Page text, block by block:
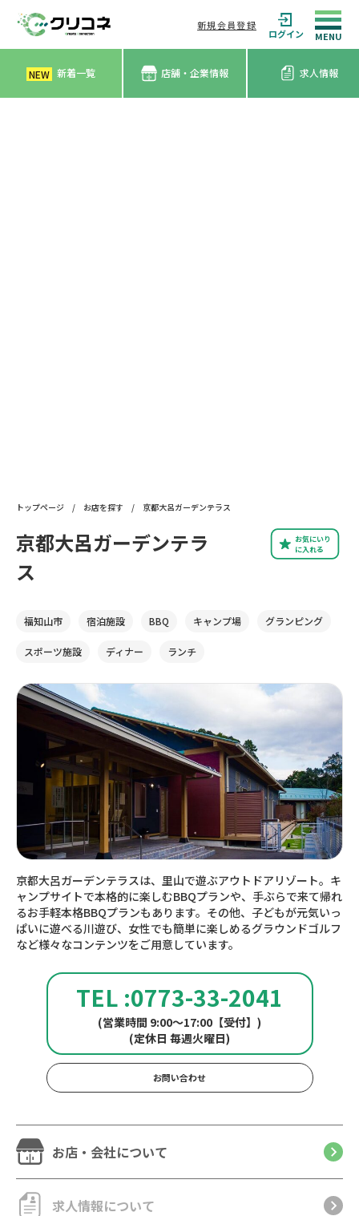
新規会員登録
ログイン
NEW 新着一覧 店舗・企業情報 求人情報
トップページ / お店を探す / 京都大呂ガーデンテラス
お気にいり
に入れる
京都大呂ガーデンテラ
ス
福知山市 宿泊施設 BBQ キャンプ場 グランピング
スポーツ施設 ディナー ランチ
京都大呂ガーデンテラスは、里山で遊ぶアウトドアリゾート。キ
ャンプサイトで本格的に楽しむBBQプランや、手ぶらで来て帰れ
るお手軽本格BBQプランもあります。その他、子どもが元気いっ
ぱいに遊べる川遊び、女性でも簡単に楽しめるグラウンドゴルフ
など様々なコンテンツをご用意しています。
TEL :0773-33-2041
(営業時間 9:00～17:00【受付】)
(定休日 毎週火曜日)
お問い合わせ
お店・会社について
求人情報について